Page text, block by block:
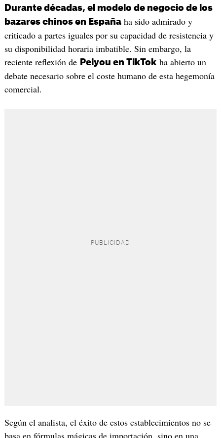
Durante décadas, el modelo de negocio de los
bazares chinos en Españaha sido admirado y
criticado a partes iguales por su capacidad de resistencia y
su disponibilidad horaria imbatible. Sin embargo, la
reciente reflexión de Peiyou en TikTokha abierto un
debate necesario sobre el coste humano de esta hegemonía
comercial.
Según el analista, el éxito de estos establecimientos no se
basa en fórmulas mágicas de importación, sino en una